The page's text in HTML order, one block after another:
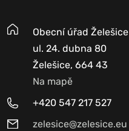
Obecní úřad Želešice
ul. 24. dubna 80
Želešice, 664 43
Na mapě
+420 547 217 527
zelesice@zelesice.eu